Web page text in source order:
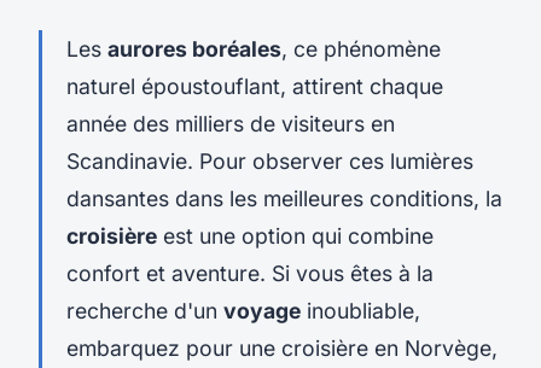
Les aurores boréales, ce phénomène
naturel époustouflant, attirent chaque
année des milliers de visiteurs en
Scandinavie. Pour observer ces lumières
dansantes dans les meilleures conditions, la
croisière est une option qui combine
confort et aventure. Si vous êtes à la
recherche d'un voyage inoubliable,
embarquez pour une croisière en Norvège,